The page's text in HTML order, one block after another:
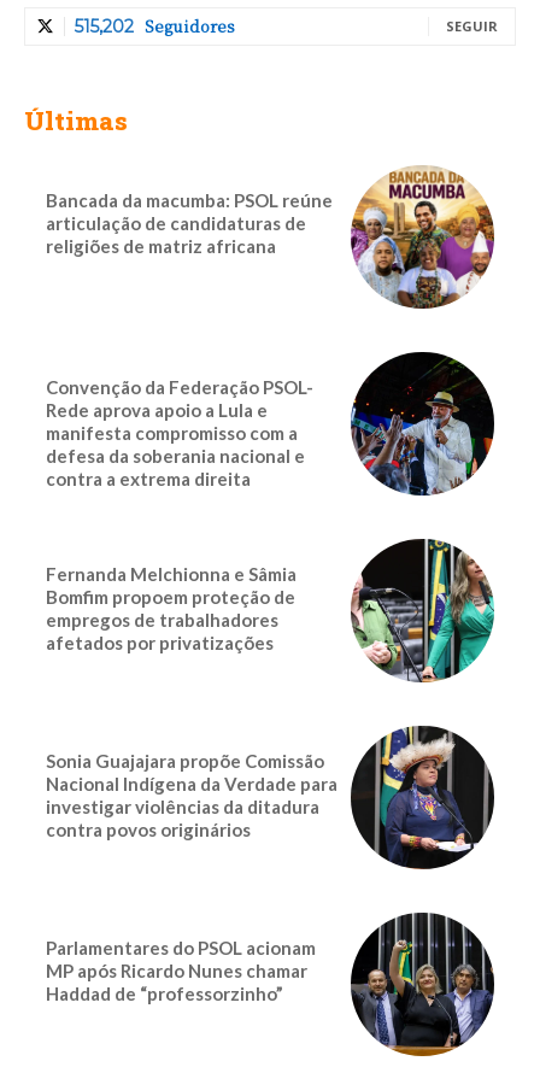
515,202 Seguidores SEGUIR
Últimas
Bancada da macumba: PSOL reúne
articulação de candidaturas de
religiões de matriz africana
Convenção da Federação PSOL-
Rede aprova apoio a Lula e
manifesta compromisso com a
defesa da soberania nacional e
contra a extrema direita
Fernanda Melchionna e Sâmia
Bomfim propoem proteção de
empregos de trabalhadores
afetados por privatizações
Sonia Guajajara propõe Comissão
Nacional Indígena da Verdade para
investigar violências da ditadura
contra povos originários
Parlamentares do PSOL acionam
MP após Ricardo Nunes chamar
Haddad de “professorzinho”